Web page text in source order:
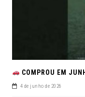
COMPROU EM JUNHO SÓ
4 de junho de 2026